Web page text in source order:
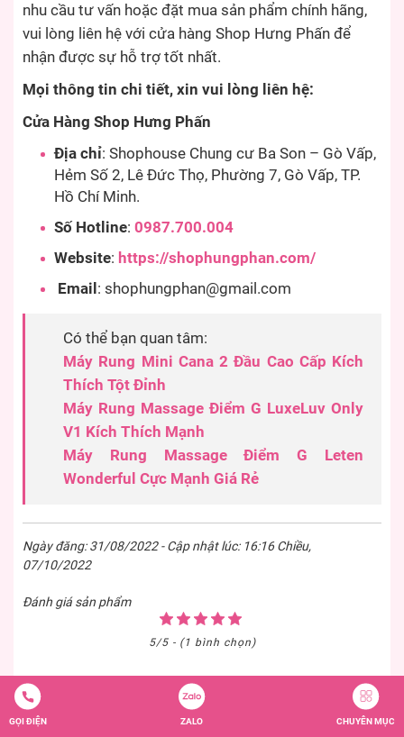
nhu cầu tư vấn hoặc đặt mua sản phẩm chính hãng,
vui lòng liên hệ với cửa hàng Shop Hưng Phấn để
nhận được sự hỗ trợ tốt nhất.
Mọi thông tin chi tiết, xin vui lòng liên hệ:
Cửa Hàng Shop Hưng Phấn
Địa chỉ: Shophouse Chung cư Ba Son – Gò Vấp,
Hẻm Số 2, Lê Đức Thọ, Phường 7, Gò Vấp, TP.
Hồ Chí Minh.
Số Hotline: 0987.700.004
Website: https://shophungphan.com/
Email : shophungphan@gmail.com
Có thể bạn quan tâm:
Máy Rung Mini Cana 2 Đầu Cao Cấp Kích
Thích Tột Đỉnh
Máy Rung Massage Điểm G LuxeLuv Only
V1 Kích Thích Mạnh
Máy Rung Massage Điểm G Leten
Wonderful Cực Mạnh Giá Rẻ
Ngày đăng: 31/08/2022 - Cập nhật lúc: 16:16 Chiều,
07/10/2022
Đánh giá sản phẩm
5/5 - (1 bình chọn)
Bình luận của bạn
GỌI ĐIỆN ZALO CHUYÊN MỤC